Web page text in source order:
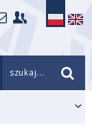
szukaj...